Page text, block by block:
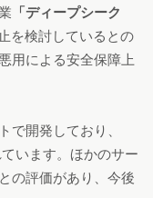
「ディープシーク
を検討しているとの
用による安全保障上
で開発しており、
います。ほかのサー
の評価があり、今後